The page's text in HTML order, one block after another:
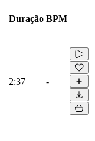
Duração BPM
2:37 -